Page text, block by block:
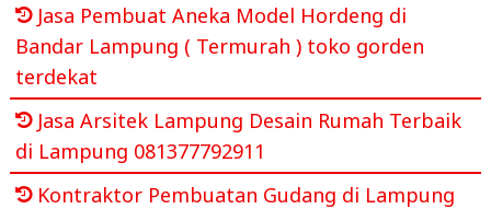
Jasa Pembuat Aneka Model Hordeng di
Bandar Lampung ( Termurah ) toko gorden
terdekat
Jasa Arsitek Lampung Desain Rumah Terbaik
di Lampung 081377792911
Kontraktor Pembuatan Gudang di Lampung